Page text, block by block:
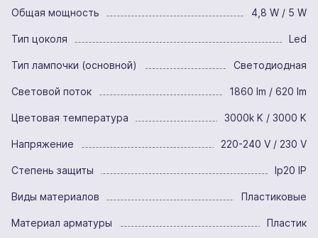
Общая мощность 4,8 W / 5 W
Тип цоколя Led
Тип лампочки (основной) Светодиодная
Световой поток 1860 lm / 620 lm
Цветовая температура 3000k K / 3000 K
Напряжение 220-240 V / 230 V
Степень защиты Ip20 IP
Виды материалов Пластиковые
Материал арматуры Пластик